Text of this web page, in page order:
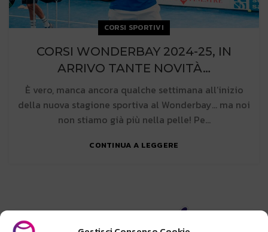
CORSI SPORTIVI
CORSI WONDERBAY 2024-25, IN
ARRIVO TANTE NOVITÀ…
È vero, manca ancora qualche settimana all’inizio
della nuova stagione sportiva al Wonderbay… ma noi
non stiamo già più nella pelle! Pe...
CONTINUA A LEGGERE